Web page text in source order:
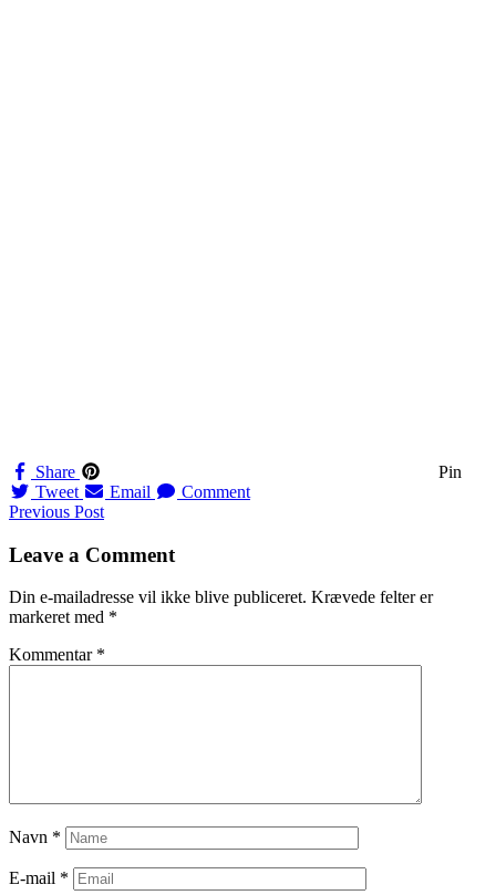
Share
Pin
Tweet
Email Comment
Navigation
til
Previous Post
Leave a Comment
Din e-mailadresse vil ikke blive publiceret. Krævede felter er
markeret med *
Kommentar *
Navn *
E-mail *